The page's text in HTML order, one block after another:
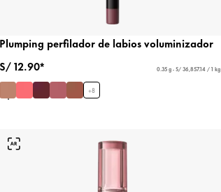
Plumping perfilador de labios voluminizador
S/ 12.90*
0.35 g - S/ 36,857.14 / 1 kg
+8